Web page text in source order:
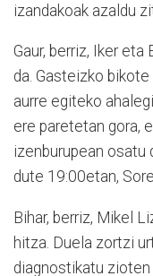
izandakoak azaldu
Gaur, berriz, Iker
da. Gasteizko
aurre egiteko
ere paretetan gora,
izenburupean osatu
dute 19:00etan,
Bihar, berriz, Mikel
hitza. Duela zortzi
diagnostikatu zioten